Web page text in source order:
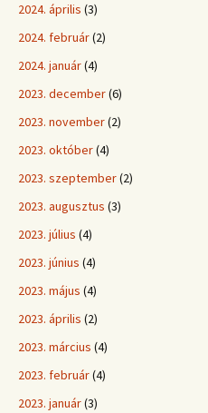
2024. április (3)
2024. február(2)
2024. január(4)
2023. december(6)
2023. november(2)
2023. október(4)
2023. szeptember(2)
2023. augusztus (3)
2023. július (4)
2023. június (4)
2023. május (4)
2023. április (2)
2023. március (4)
2023. február(4)
2023. január(3)